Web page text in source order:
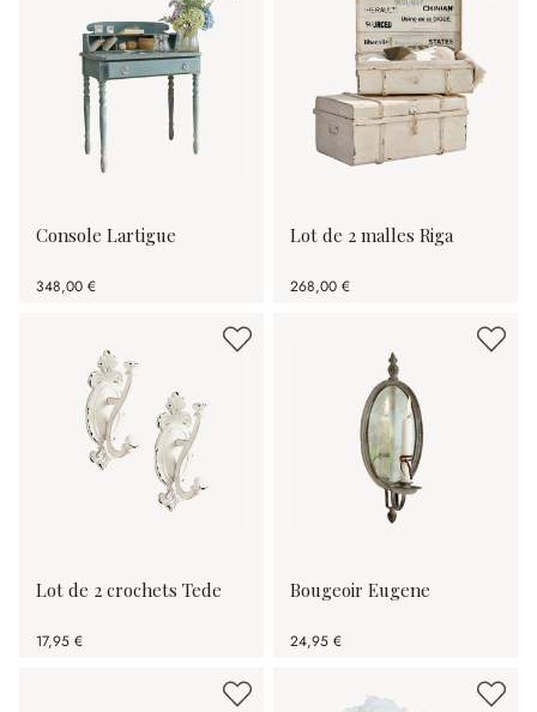
Console Lartigue
348,00 €
Lot de 2 malles Riga
268,00 €
Lot de 2 crochets Tede
17,95 €
Bougeoir Eugene
24,95 €